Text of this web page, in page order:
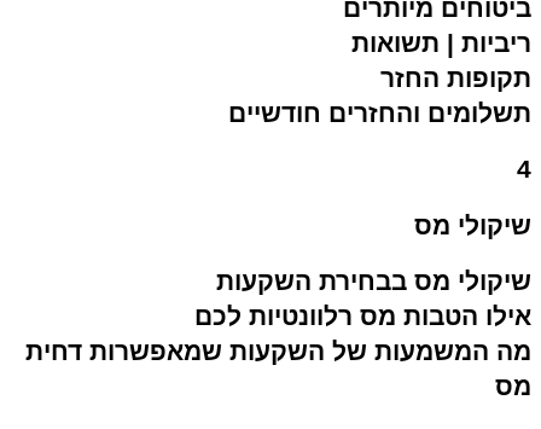
ביטוחים מיותרים
ריביות | תשואות
תקופות החזר
תשלומים והחזרים חודשיים
4
שיקולי מס
שיקולי מס בבחירת השקעות
אילו הטבות מס רלוונטיות לכם
מה המשמעות של השקעות שמאפשרות דחית
מס